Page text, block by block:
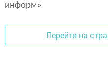
информ»
Перейти на